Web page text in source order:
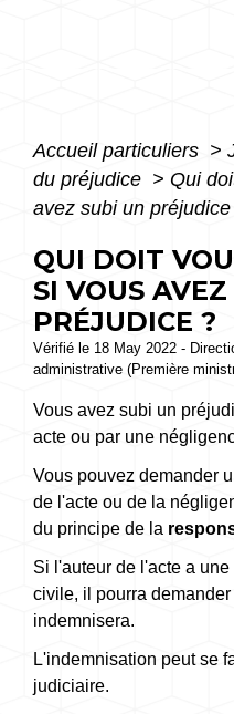
Accueil particuliers >
du préjudice > Qui
avez subi un
QUI DOIT
SI VOUS
PRÉJUDICE ?
Vérifié le 18 May 2022 -
administrative (Première
Vous avez subi un
acte ou par une
Vous pouvez demander
de l'acte ou de la
du principe de la
Si l'auteur de l'acte a
civile, il pourra
indemnisera.
L'indemnisation peut se
judiciaire.